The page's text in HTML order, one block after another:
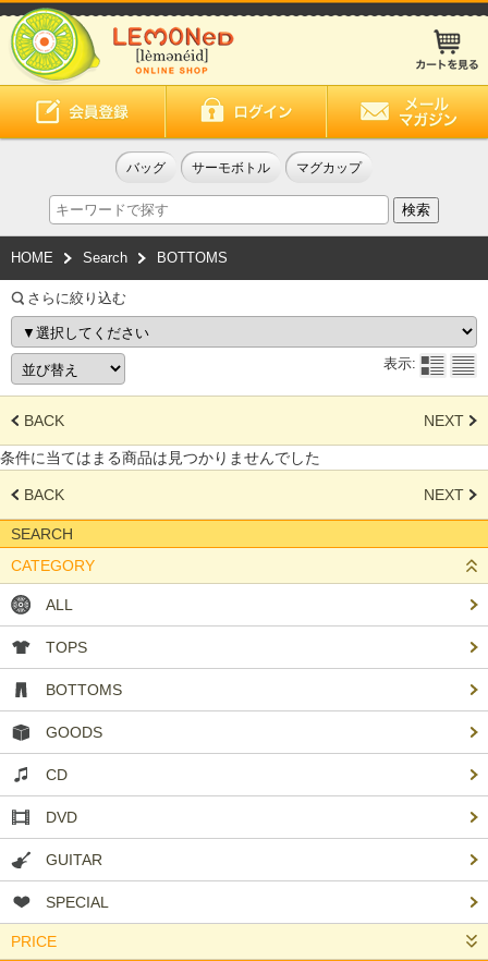
バッグ サーモボトル マグカップ
HOME Search BOTTOMS
さらに絞り込む
表示:
BACK NEXT
条件に当てはまる商品は見つかりませんでした
BACK NEXT
SEARCH
CATEGORY
ALL
TOPS
BOTTOMS
GOODS
CD
DVD
GUITAR
SPECIAL
PRICE